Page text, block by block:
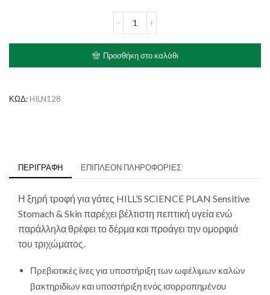
Science
Sensitive
Stomach
Προσθήκη στο καλάθι
ΚΩΔ: HILN128
ΠΕΡΙΓΡΑΦΉ ΕΠΙΠΛΈΟΝ ΠΛΗΡΟΦΟΡΊΕΣ
Η ξηρή τροφή για γάτες HILL’S SCIENCE PLAN Sensitive
Stomach & Skin παρέχει βέλτιστη πεπτική υγεία ενώ
παράλληλα θρέφει το δέρμα και προάγει την ομορφιά
του τριχώματος.
Πρεβιοτικές ίνες για υποστήριξη των ωφέλιμων καλών
βακτηριδίων και υποστήριξη ενός ισορροπημένου